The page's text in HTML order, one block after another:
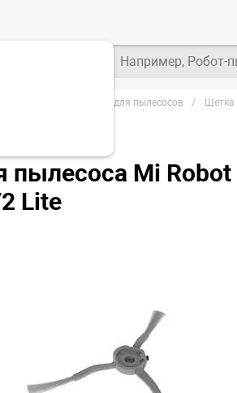
Например, Робот-
Аксессуары для пылесосов Щетка
пылесоса Mi Robot
Lite